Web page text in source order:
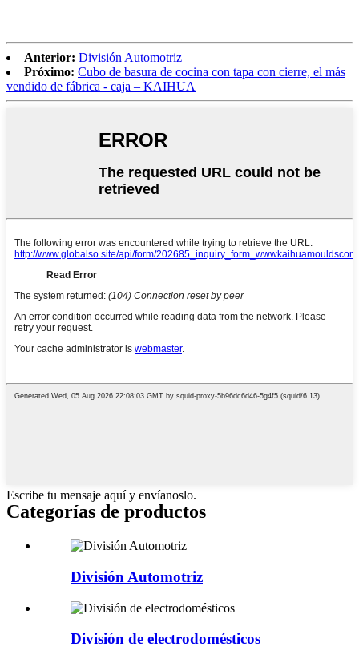
Anterior: División Automotriz
Próximo: Cubo de basura de cocina con tapa con cierre, el más
vendido de fábrica - caja – KAIHUA
Escribe tu mensaje aquí y envíanoslo.
Categorías de productos
División Automotriz
División de electrodomésticos